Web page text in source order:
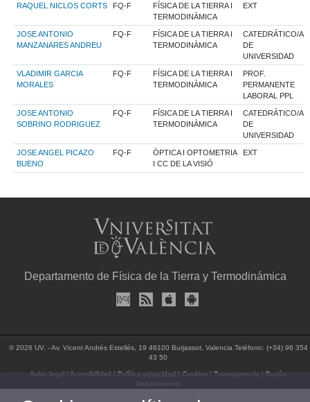
RAQUEL NICLOS CORTS FQ-F
FÍSICA DE LA TIERRA I
TERMODINÀMICA
EXT
JOSE ANTONIO
MANZANARES ANDREU
FQ-F
FÍSICA DE LA TIERRA I
TERMODINÀMICA
CATEDRÁTICO/A
DE
UNIVERSIDAD
VLADIMIR GARCIA
MORALES
FQ-F
FÍSICA DE LA TIERRA I
TERMODINÀMICA
PROF.
PERMANENTE
LABORAL PPL
JOSE ANTONIO
SOBRINO RODRIGUEZ
FQ-F
FÍSICA DE LA TIERRA I
TERMODINÀMICA
CATEDRÁTICO/A
DE
UNIVERSIDAD
JOSE ANGEL PICAZO
BUENO
FQ-F
ÒPTICA I OPTOMETRIA
I CC DE LA VISIÓ
EXT
Departamento de Física de la Tierra y Termodinámica
© 2026 UV. - Av. Vicent Andrés Estellés, 19 46100 Burjassot, Valencia.Teléfono: (+34) 96 354
43 50
Aviso legal |Accesibilidad |Política privacidad |Cookies |Transparencia |Buzón
Departamento